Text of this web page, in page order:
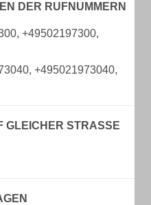
DER RUFNUMMERN
+49502197300,
+495021973040,
STRASSE